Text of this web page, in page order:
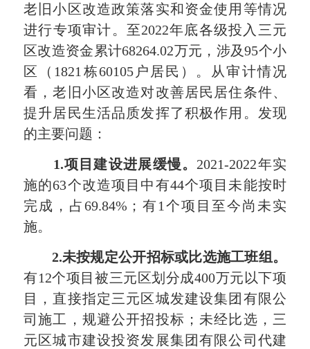
老旧小区改造政策落实和资金使用等情况
进行专项审计。至2022年底各级投入三元
区改造资金累计68264.02万元，涉及95个小
区（1821栋60105户居民）。从审计情况
看，老旧小区改造对改善居民居住条件、
提升居民生活品质发挥了积极作用。发现
的主要问题：
1.项目建设进展缓慢。 2021-2022年实
施的63个改造项目中有44个项目未能按时
完成，占69.84%；有1个项目至今尚未实
施。
2.未按规定公开招标或比选施工班组。
有12个项目被三元区划分成400万元以下项
目，直接指定三元区城发建设集团有限公
司施工，规避公开招投标；未经比选，三
元区城市建设投资发展集团有限公司代建